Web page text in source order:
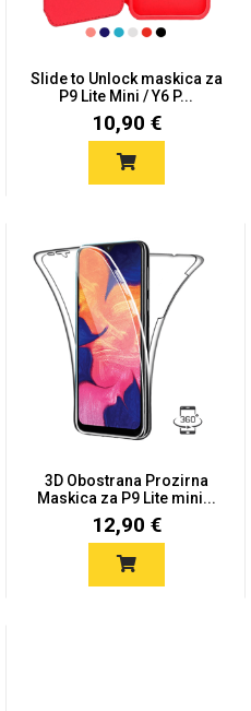
Slide to Unlock maskica za
P9 Lite Mini / Y6 P...
10,90 €
3D Obostrana Prozirna
Maskica za P9 Lite mini...
12,90 €
Halloween
Dječji motivi